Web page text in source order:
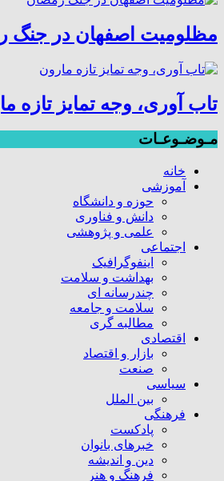
مظلومیت اصفهان در جنگ
تاب آوری، وجه تمایز تازه
مـوضـوعـات
خانه
آموزشی
حوزه و دانشگاه
دانش و فناوری
علمی و پژوهشی
اجتماعی
اینفوگرافیک
بهداشت و سلامت
چندرسانه ای
سلامت و جامعه
مطالبه گری
اقتصادی
بازار و اقتصاد
صنعت
سیاسی
بین الملل
فرهنگی
پادکست
خبرهای بانوان
دین و اندیشه
فرهنگ و هنر